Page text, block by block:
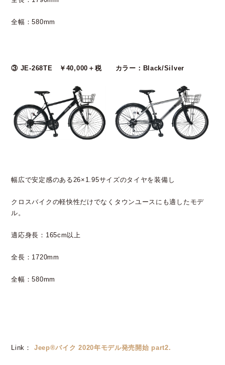
全幅：580mm
③ JE-268TE ￥40,000＋税 カラー：Black/Silver
幅広で安定感のある26×1.95サイズのタイヤを装備し
クロスバイクの軽快性だけでなくタウンユースにも適したモデ
ル。
適応身長：165cm以上
全長：1720mm
全幅：580mm
Link： Jeep®バイク 2020年モデル発売開始 part2.